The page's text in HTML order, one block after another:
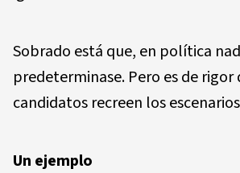
Sobrado está que, en política
predeterminase. Pero es de rigor
candidatos recreen los
Un ejemplo